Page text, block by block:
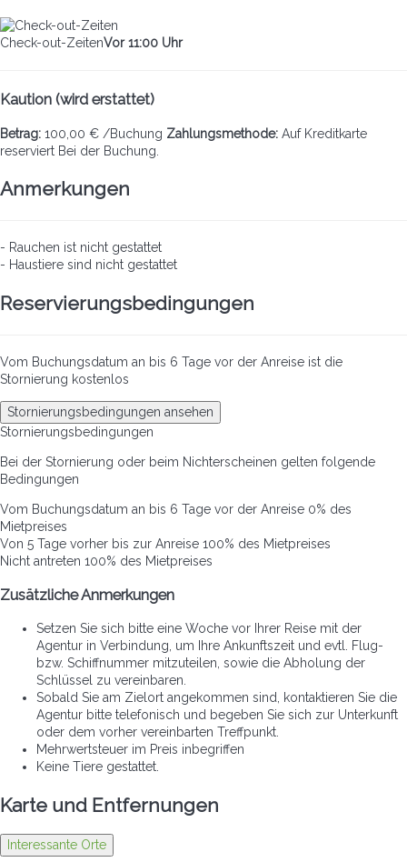
Check-out-ZeitenVor 11:00 Uhr
Kaution (wird erstattet)
Betrag: 100,00 € /Buchung Zahlungsmethode: Auf Kreditkarte
reserviert Bei der Buchung.
Anmerkungen
- Rauchen ist nicht gestattet
- Haustiere sind nicht gestattet
Reservierungsbedingungen
Vom Buchungsdatum an bis 6 Tage vor der Anreise ist die
Stornierung kostenlos
Stornierungsbedingungen ansehen
Stornierungsbedingungen
Bei der Stornierung oder beim Nichterscheinen gelten folgende
Bedingungen
Vom Buchungsdatum an bis 6 Tage vor der Anreise 0% des
Mietpreises
Von 5 Tage vorher bis zur Anreise 100% des Mietpreises
Nicht antreten 100% des Mietpreises
Zusätzliche Anmerkungen
Setzen Sie sich bitte eine Woche vor Ihrer Reise mit der
Agentur in Verbindung, um Ihre Ankunftszeit und evtl. Flug-
bzw. Schiffnummer mitzuteilen, sowie die Abholung der
Schlüssel zu vereinbaren.
Sobald Sie am Zielort angekommen sind, kontaktieren Sie die
Agentur bitte telefonisch und begeben Sie sich zur Unterkunft
oder dem vorher vereinbarten Treffpunkt.
Mehrwertsteuer im Preis inbegriffen
Keine Tiere gestattet.
Karte und Entfernungen
Interessante Orte